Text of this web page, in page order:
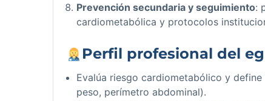
Prevención secundaria y seguimiento:
cardiometabólica y protocolos
Perfil profesional del
Evalúa riesgo cardiometabólico y define
peso, perímetro abdominal).